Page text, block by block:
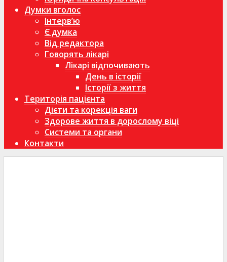
Думки вголос
Інтерв’ю
Є думка
Від редактора
Говорять лікарі
Лікарі відпочивають
День в історії
Історії з життя
Територія пацієнта
Дієти та корекція ваги
Здорове життя в дорослому віці
Системи та органи
Контакти